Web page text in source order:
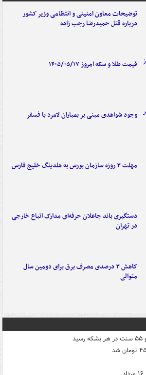
توضیحات معاون امنیتی و انتظامی وزیر کشور
درباره قتل حمیدرضا رجب زاده
قیمت طلا و سکه امروز ۱۴۰۵/۰۵/۱۷
وجود شواهدی مبنی بر بمباران لامرد با فسفر
مهلت ۳ روزه سازمان بورس به هلدینگ خلیج فارس
دستگیری باند جاعلان حرفه‌ای مدارک اتباع خارجی
در تهران
کاهش ۳ درصدی مصرف برق برای دومین سال
متوالی